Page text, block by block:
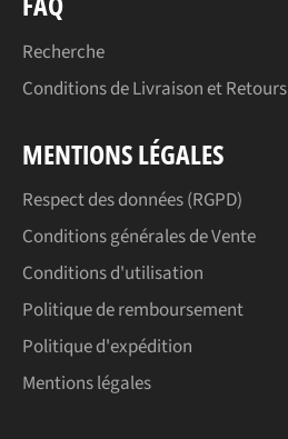
Recherche
Conditions de Livraison et Retours
MENTIONS LÉGALES
Respect des données (RGPD)
Conditions générales de Vente
Conditions d'utilisation
Politique de remboursement
Politique d'expédition
Mentions légales